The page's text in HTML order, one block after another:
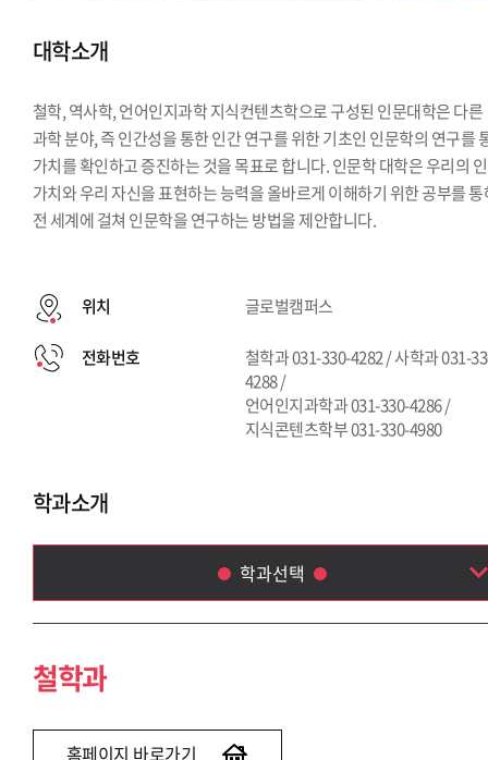
대학소개
철학, 역사학, 언어인지과학 지식컨텐츠학으로 구성된 인문대학은 다른
과학 분야, 즉 인간성을 통한 인간 연구를 위한 기초인 인문학의 연구를
가치를 확인하고 증진하는 것을 목표로 합니다. 인문학 대학은 우리의
가치와 우리 자신을 표현하는 능력을 올바르게 이해하기 위한 공부를
전 세계에 걸쳐 인문학을 연구하는 방법을 제안합니다.
위치 글로벌캠퍼스
전화번호
철학과 031-330-4282 / 사학과 031-
4288 /
언어인지과학과 031-330-4286 /
지식콘텐츠학부 031-330-4980
학과소개
학과선택
철학과
철학과
홈페이지 바로가기